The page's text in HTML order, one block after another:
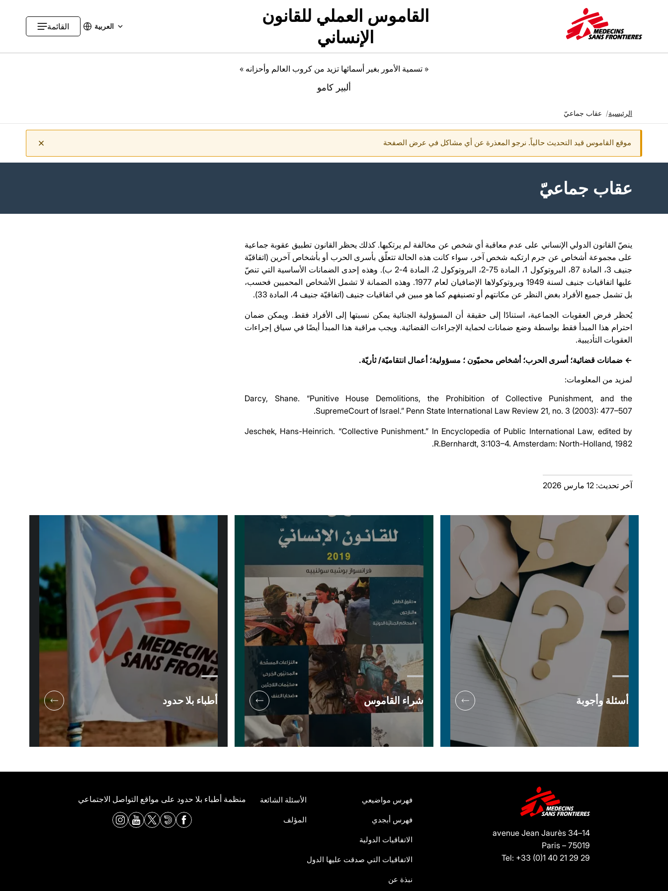
القاموس العملي للقانون
الإنساني
تغيير اللغة
العربية القائمة
« تسمية الأمور بغير أسمائها تزيد من كروب العالم وأحزانه »
ألبير كامو
مسار التنقل
الرئيسية عقاب جماعيّ
موقع القاموس قيد التحديث حالياً. نرجو المعذرة عن أي مشاكل في عرض الصفحة
عقاب جماعيّ
ينصّ القانون الدولي الإنساني على عدم معاقبة أي شخص عن مخالفة لم يرتكبها. كذلك يحظر القانون تطبيق عقوبة جماعية
على مجموعة أشخاص عن جرم ارتكبه شخص آخر، سواء كانت هذه الحالة تتعلّق بأسرى الحرب أو بأشخاص آخرين (اتفاقيّة
جنيف 3، المادة 87، البروتوكول 1، المادة 75-2، البروتوكول 2، المادة 4-2 ب). وهذه إحدى الضمانات الأساسية التي تنصّ
عليها اتفاقيات جنيف لسنة 1949 وبروتوكولاها الإضافيان لعام 1977. وهذه الضمانة لا تشمل الأشخاص المحميين فحسب،
بل تشمل جميع الأفراد بغض النظر عن مكانتهم أو تصنيفهم كما هو مبين في اتفاقيات جنيف (اتفاقيّة جنيف 4، المادة 33).
يُحظر فرض العقوبات الجماعية، استنادًا إلى حقيقة أن المسؤولية الجنائية يمكن نسبتها إلى الأفراد فقط. ويمكن ضمان
احترام هذا المبدأ فقط بواسطة وضع ضمانات لحماية الإجراءات القضائية. ويجب مراقبة هذا المبدأ أيضًا في سياق إجراءات
العقوبات التأديبية.
← ضمانات قضائية؛ أسرى الحرب؛ أشخاص محميّون ؛ مسؤولية؛ أعمال انتقاميّة/ ثأريّة.
لمزيد من المعلومات:
Darcy, Shane. “Punitive House Demolitions, the Prohibition of Collective Punishment, and the
SupremeCourt of Israel.” Penn State International Law Review 21, no. 3 (2003): 477–507.
Jeschek, Hans-Heinrich. “Collective Punishment.” In Encyclopedia of Public International Law, edited by
R.Bernhardt, 3:103–4. Amsterdam: North-Holland, 1982.
آخر تحديث: 12 مارس 2026
أسئلة وأجوبة شراء القاموس أطباء بلا حدود
14–34 avenue Jean Jaurès
75019 – Paris
Tel: +33 (0)1 40 21 29 29
فهرس مواضيعي
فهرس أبجدي
الاتفاقيات الدولية
الاتفاقيات التي صدقت عليها الدول
نبذة عن
الأسئلة الشائعة
المؤلف
منظمة أطباء بلا حدود على مواقع التواصل الاجتماعي